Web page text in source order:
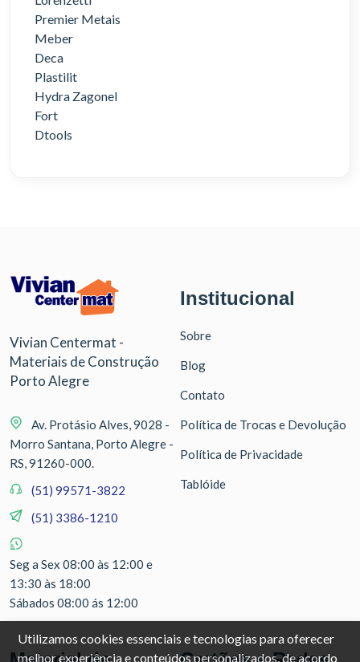
Premier Metais
Meber
Deca
Plastilit
Hydra Zagonel
Fort
Dtools
Vivian Centermat -
Materiais de Construção
Porto Alegre
Av. Protásio Alves, 9028 -
Morro Santana, Porto Alegre -
RS, 91260-000.
(51) 99571-3822
(51) 3386-1210
Seg a Sex 08:00 às 12:00 e
13:30 às 18:00
Sábados 08:00 ás 12:00
Institucional
Sobre
Blog
Contato
Política de Trocas e Devolução
Política de Privacidade
Tablóide
Utilizamos cookies essenciais e tecnologias para oferecer
melhor experiência e conteúdos personalizados, de acordo